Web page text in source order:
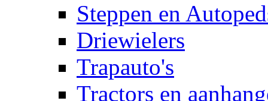
Steppen en
Driewielers
Trapauto's
Tractors en